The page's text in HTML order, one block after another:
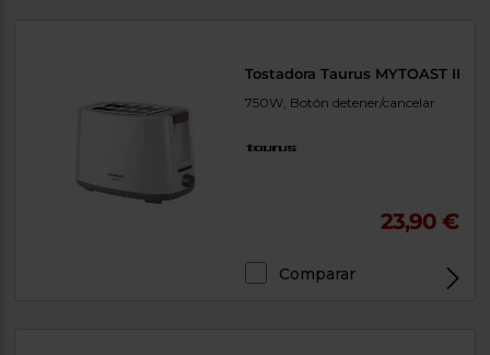
Tostadora Taurus MYTOAST II
750W, Botón detener/cancelar
23,90 €
Comparar